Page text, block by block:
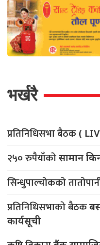
भर्खरै
प्रतिनिधिसभा बैठक (
२५० रुपैयाँकोसामान
सिन्धुपाल्चोकको
प्रतिनिधिसभाको बैठक
कार्यसूची